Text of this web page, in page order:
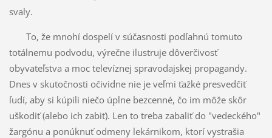
svaly.
To, že mnohí dospelí v súčasnosti podľahnú tomuto
totálnemu podvodu, výrečne ilustruje dôverčivosť
obyvateľstva a moc televíznej spravodajskej propagandy.
Dnes v skutočnosti očividne nie je veľmi ťažké presvedčiť
ľudí, aby si kúpili niečo úplne bezcenné, čo im môže skôr
uškodiť (alebo ich zabiť). Len to treba zabaliť do "vedeckého"
žargónu a ponúknuť odmeny lekárnikom, ktorí vystrašia